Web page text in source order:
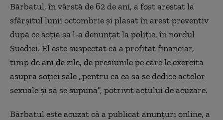
Bărbatul, în vârstă de 62 de ani, a fost arestat la
sfârşitul lunii octombrie şi plasat în arest preventiv
după ce soţia sa l-a denunţat la poliţie, în nordul
Suediei. El este suspectat că a profitat financiar,
timp de ani de zile, de presiunile pe care le exercita
asupra soţiei sale „pentru ca ea să se dedice actelor
sexuale şi să se supună”, potrivit actului de acuzare.
Bărbatul este acuzat că a publicat anunţuri online, a